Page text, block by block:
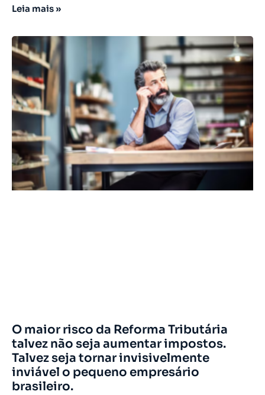
Leia mais »
O maior risco da Reforma Tributária
talvez não seja aumentar impostos.
Talvez seja tornar invisivelmente
inviável o pequeno empresário
brasileiro.